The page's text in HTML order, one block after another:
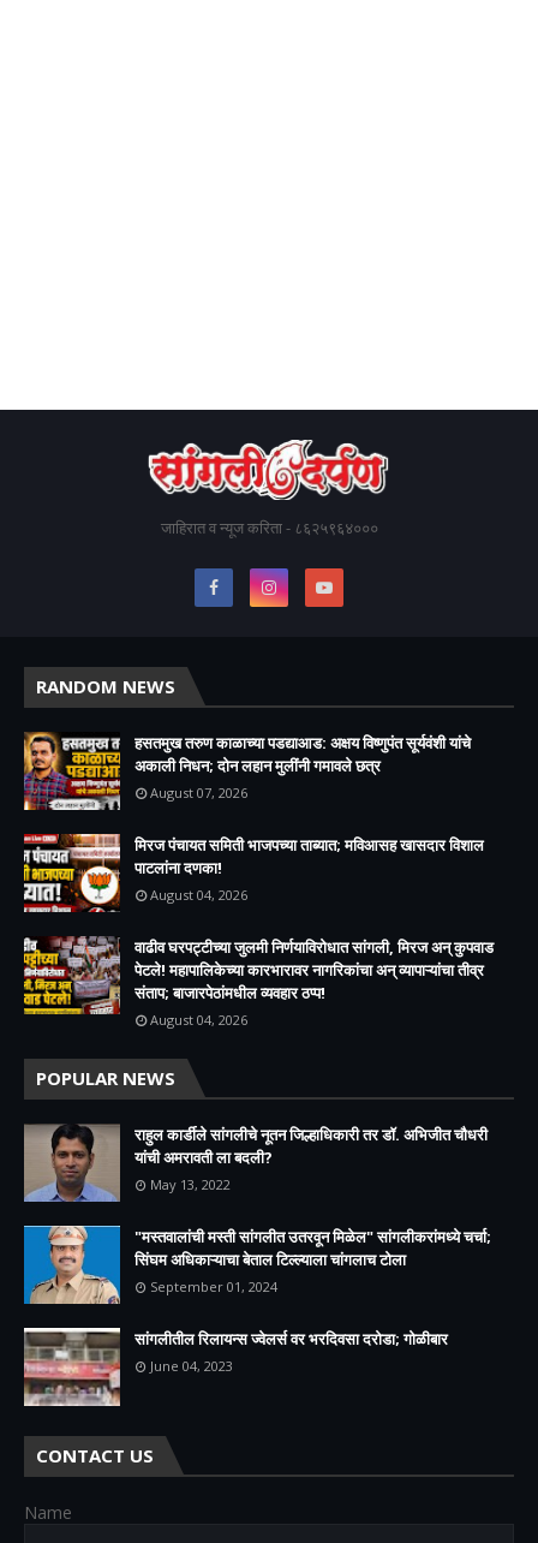
जाहिरात व न्यूज करिता - ८६२५९६४०००
RANDOM NEWS
हसतमुख तरुण काळाच्या पडद्याआड: अक्षय विष्णुपंत सूर्यवंशी यांचे
अकाली निधन; दोन लहान मुलींनी गमावले छत्र
August 07, 2026
मिरज पंचायत समिती भाजपच्या ताब्यात; मविआसह खासदार विशाल
पाटलांना दणका!
August 04, 2026
वाढीव घरपट्टीच्या जुलमी निर्णयाविरोधात सांगली, मिरज अन् कुपवाड
पेटले! महापालिकेच्या कारभारावर नागरिकांचा अन् व्यापाऱ्यांचा तीव्र
संताप; बाजारपेठांमधील व्यवहार ठप्प!​
August 04, 2026
POPULAR NEWS
राहुल कार्डीले सांगलीचे नूतन जिल्हाधिकारी तर डॉ. अभिजीत चौधरी
यांची अमरावती ला बदली?
May 13, 2022
"मस्तवालांची मस्ती सांगलीत उतरवून मिळेल" सांगलीकरांमध्ये चर्चा;
सिंघम अधिकाऱ्याचा बेताल टिल्ल्याला चांगलाच टोला
September 01, 2024
सांगलीतील रिलायन्स ज्वेलर्स वर भरदिवसा दरोडा; गोळीबार
June 04, 2023
CONTACT US
Name